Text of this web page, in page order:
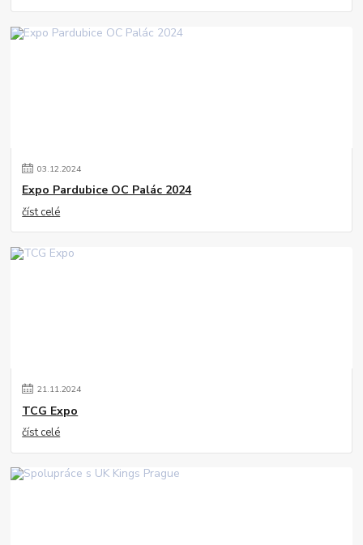
03.12.2024
Expo Pardubice OC Palác 2024
číst celé
21.11.2024
TCG Expo
číst celé